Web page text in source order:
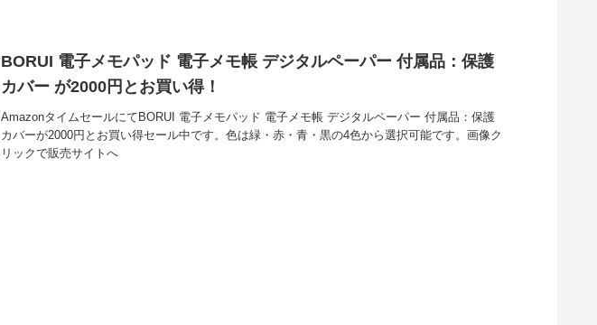
BORUI 電子メモパッド 電子メモ帳 デジタルペーパー 付属品：保護
カバー が2000円とお買い得！
AmazonタイムセールにてBORUI 電子メモパッド 電子メモ帳 デジタルペーパー 付属品：保護
カバーが2000円とお買い得セール中です。色は緑・赤・青・黒の4色から選択可能です。画像ク
リックで販売サイトへ